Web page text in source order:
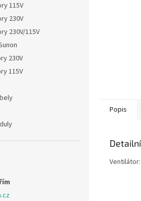
115V
230V
230V/115V
230V
115V
Popis
Ventilátor: